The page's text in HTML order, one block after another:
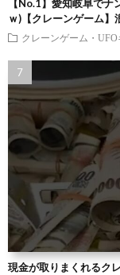
【No.1】愛知岐阜で
ｗ)【クレーンゲーム】
クレーンゲーム・
現金が取りまくれるク